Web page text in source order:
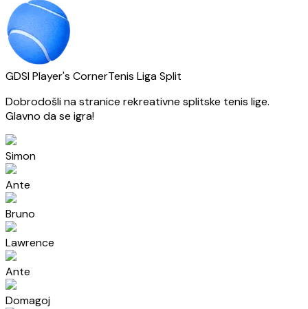
GDSI Player's CornerTenis Liga Split
Dobrodošli na stranice rekreativne splitske tenis lige.
Glavno da se igra!
Simon
Ante
Bruno
Lawrence
Ante
Domagoj